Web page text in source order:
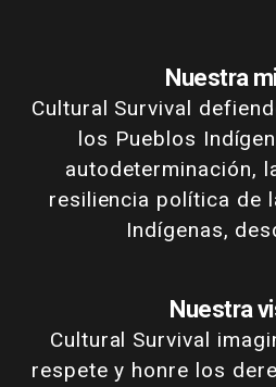
Nuestra
Cultural Survival
los Pueblos
autodeterminación,
resiliencia política de
Indígenas,
Nuestra
Cultural Survival
respete y honre los